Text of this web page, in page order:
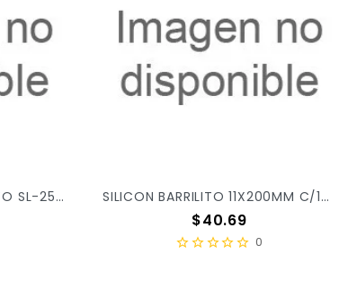
SILICON LIQUIDO BARRILITO SL-250ML S/12 X/72 SILICON BARRILITO 11X200MM C/10PZ BS1120
Precio
$40.69
0